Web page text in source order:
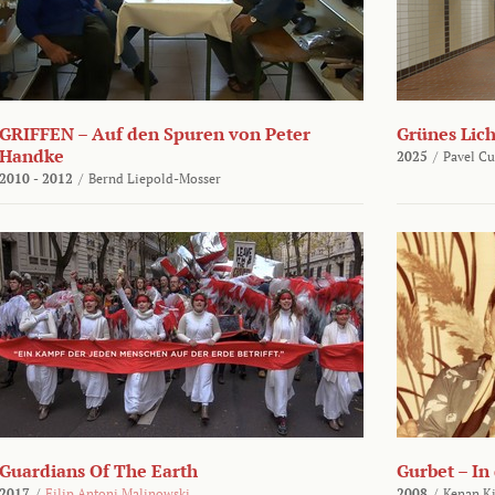
GRIFFEN – Auf den Spuren von Peter
Handke
2010 - 2012 / Bernd Liepold-Mosser
Grünes
2025 / Pavel
Guardians Of The Earth Gurbet –